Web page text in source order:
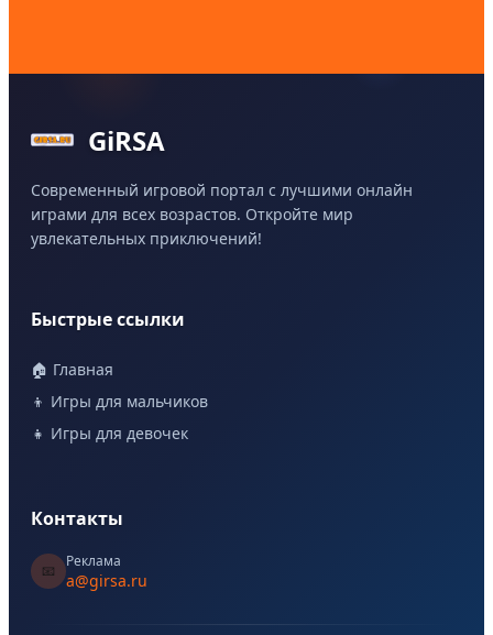
GiRSA
Современный игровой портал с лучшими онлайн
играми для всех возрастов. Откройте мир
увлекательных приключений!
Быстрые ссылки
🏠 Главная
👦 Игры для мальчиков
👧 Игры для девочек
Контакты
📧
Реклама
a@girsa.ru